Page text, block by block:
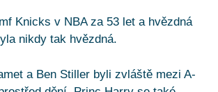
Knicks v NBA za 53 let a hvězdná
nikdy tak hvězdná.
a Ben Stiller byli zvláště mezi A-